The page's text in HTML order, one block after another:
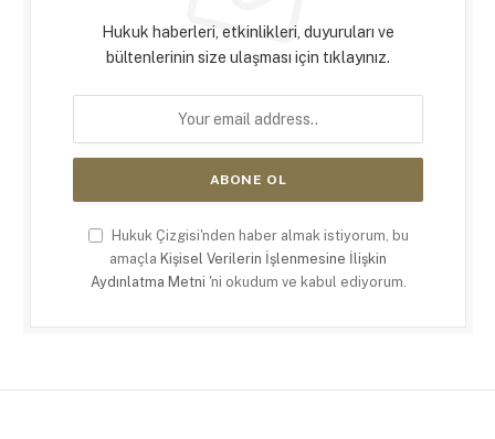
Hukuk haberleri, etkinlikleri, duyuruları ve
bültenlerinin size ulaşması için tıklayınız.
Hukuk Çizgisi'nden haber almak istiyorum, bu
amaçla Kişisel Verilerin İşlenmesine İlişkin
Aydınlatma Metni 'ni okudum ve kabul ediyorum.